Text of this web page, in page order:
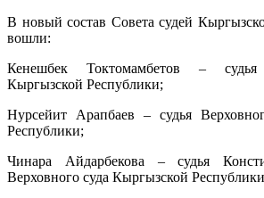
В новый состав Совета судей
вошли:
Кенешбек Токтомамбетов –
Кыргызской Республики;
Нурсейит Арапбаев – судья
Республики;
Чинара Айдарбекова – судья
Верховного суда Кыргызской